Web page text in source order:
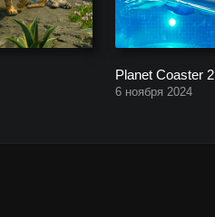
Planet Coaster 2
6 ноября 2024